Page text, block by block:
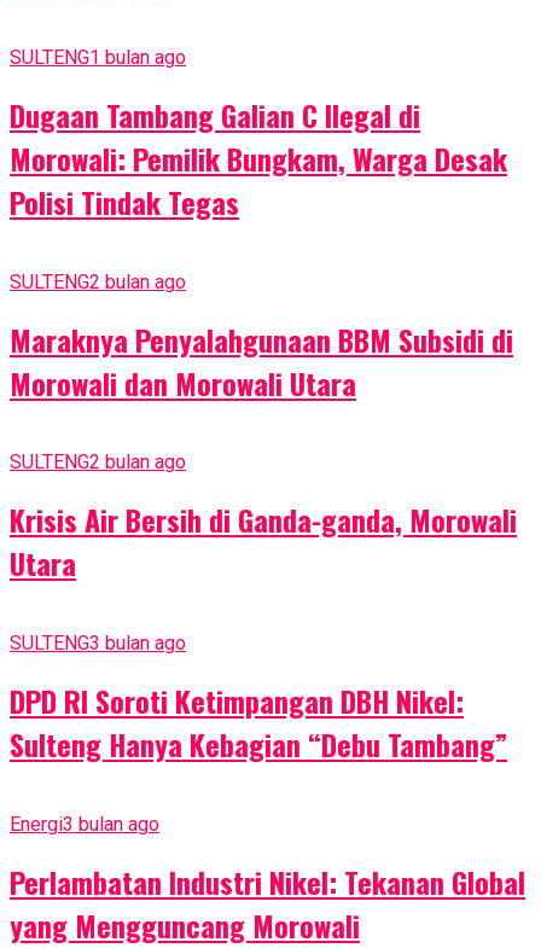
SULTENG1 bulan ago
Dugaan Tambang Galian C Ilegal di
Morowali: Pemilik Bungkam, Warga Desak
Polisi Tindak Tegas
SULTENG2 bulan ago
Maraknya Penyalahgunaan BBM Subsidi di
Morowali dan Morowali Utara
SULTENG2 bulan ago
Krisis Air Bersih di Ganda-ganda, Morowali
Utara
SULTENG3 bulan ago
DPD RI Soroti Ketimpangan DBH Nikel:
Sulteng Hanya Kebagian “Debu Tambang”
Energi3 bulan ago
Perlambatan Industri Nikel: Tekanan Global
yang Mengguncang Morowali